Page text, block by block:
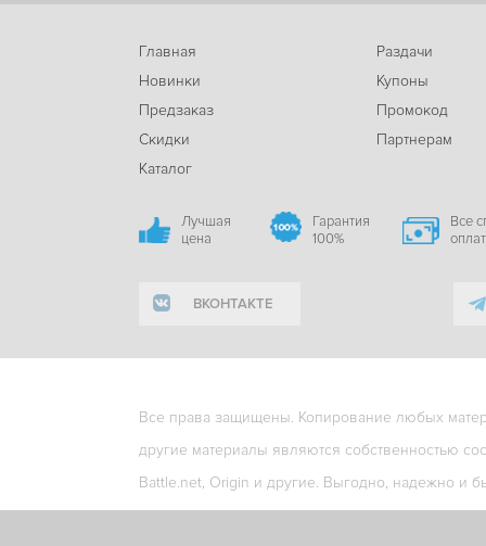
Главная
Новинки
Предзаказ
Скидки
Каталог
Раздачи
Купоны
Промокод
Партнерам
Лучшая
цена
Гарантия
100%
Все
ВКОНТАКТЕ
Все права защищены. Копирование любых
другие материалы являются собственностью
Battle.net, Origin и другие. Выгодно, надежно и